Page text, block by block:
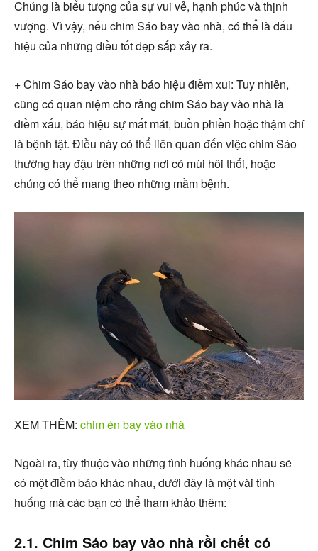
Chúng là biểu tượng của sự vui vẻ, hạnh phúc và thịnh
vượng. Vì vậy, nếu chim Sáo bay vào nhà, có thể là dấu
hiệu của những điều tốt đẹp sắp xảy ra.
+ Chim Sáo bay vào nhà báo hiệu điềm xui: Tuy nhiên,
cũng có quan niệm cho rằng chim Sáo bay vào nhà là
điềm xấu, báo hiệu sự mất mát, buồn phiền hoặc thậm chí
là bệnh tật. Điều này có thể liên quan đến việc chim Sáo
thường hay đậu trên những nơi có mùi hôi thối, hoặc
chúng có thể mang theo những mầm bệnh.
XEM THÊM: chim én bay vào nhà
Ngoài ra, tùy thuộc vào những tình huống khác nhau sẽ
có một điềm báo khác nhau, dưới đây là một vài tình
huống mà các bạn có thể tham khảo thêm:
2.1. Chim Sáo bay vào nhà rồi chết có